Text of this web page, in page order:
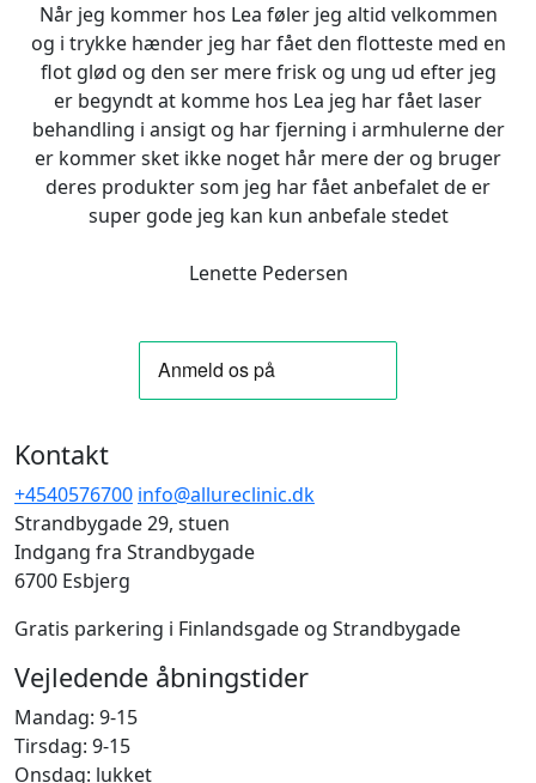
Når jeg kommer hos Lea føler jeg altid velkommen
og i trykke hænder jeg har fået den flotteste med en
flot glød og den ser mere frisk og ung ud efter jeg
er begyndt at komme hos Lea jeg har fået laser
behandling i ansigt og har fjerning i armhulerne der
er kommer sket ikke noget hår mere der og bruger
deres produkter som jeg har fået anbefalet de er
super gode jeg kan kun anbefale stedet
Lenette Pedersen
Kontakt
+4540576700 info@allureclinic.dk
Strandbygade 29, stuen
Indgang fra Strandbygade
6700 Esbjerg
Gratis parkering i Finlandsgade og Strandbygade
Vejledende åbningstider
Mandag: 9-15
Tirsdag: 9-15
Onsdag: lukket